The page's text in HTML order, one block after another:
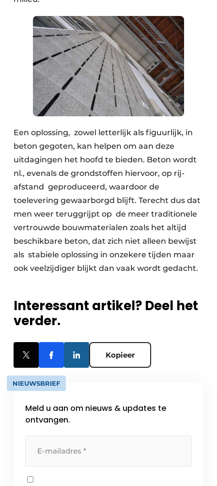
Een oplossing, zowel letterlijk als figuurlijk, in
beton gegoten, kan helpen om aan deze
uitdagingen het hoofd te bieden. Beton wordt
nl., evenals de grondstoffen hiervoor, op rij-
afstand geproduceerd, waardoor de
toelevering gewaarborgd blijft. Terecht dus dat
men weer teruggrijpt op de meer traditionele
vertrouwde bouwmaterialen zoals het altijd
beschikbare beton, dat zich niet alleen bewijst
als stabiele oplossing in onzekere tijden maar
ook veelzijdiger blijkt dan vaak wordt gedacht.
Interessant artikel? Deel het
verder.
Kopieer
NIEUWSBRIEF
Meld u aan om nieuws & updates te
ontvangen.